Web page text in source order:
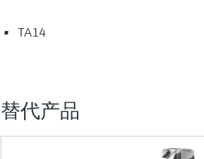
TA14
替代产品